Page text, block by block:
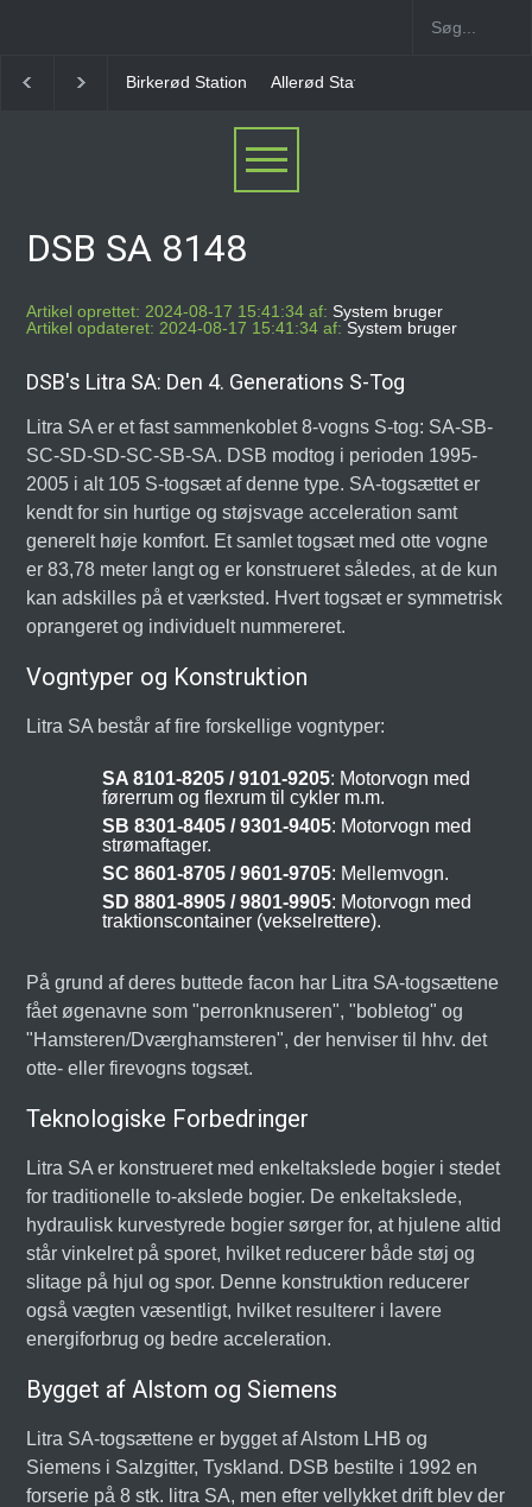
Allerød Station Favrholm Station
DSB SA 8148
Artikel oprettet: 2024-08-17 15:41:34 af: System bruger
Artikel opdateret: 2024-08-17 15:41:34 af: System bruger
DSB's Litra SA: Den 4. Generations S-Tog
Litra SA er et fast sammenkoblet 8-vogns S-tog: SA-SB-
SC-SD-SD-SC-SB-SA. DSB modtog i perioden 1995-
2005 i alt 105 S-togsæt af denne type. SA-togsættet er
kendt for sin hurtige og støjsvage acceleration samt
generelt høje komfort. Et samlet togsæt med otte vogne
er 83,78 meter langt og er konstrueret således, at de kun
kan adskilles på et værksted. Hvert togsæt er symmetrisk
oprangeret og individuelt nummereret.
Vogntyper og Konstruktion
Litra SA består af fire forskellige vogntyper:
SA 8101-8205 / 9101-9205: Motorvogn med
førerrum og flexrum til cykler m.m.
SB 8301-8405 / 9301-9405: Motorvogn med
strømaftager.
SC 8601-8705 / 9601-9705: Mellemvogn.
SD 8801-8905 / 9801-9905: Motorvogn med
traktionscontainer (vekselrettere).
På grund af deres buttede facon har Litra SA-togsættene
fået øgenavne som "perronknuseren", "bobletog" og
"Hamsteren/Dværghamsteren", der henviser til hhv. det
otte- eller firevogns togsæt.
Teknologiske Forbedringer
Litra SA er konstrueret med enkeltakslede bogier i stedet
for traditionelle to-akslede bogier. De enkeltakslede,
hydraulisk kurvestyrede bogier sørger for, at hjulene altid
står vinkelret på sporet, hvilket reducerer både støj og
slitage på hjul og spor. Denne konstruktion reducerer
også vægten væsentligt, hvilket resulterer i lavere
energiforbrug og bedre acceleration.
Bygget af Alstom og Siemens
Litra SA-togsættene er bygget af Alstom LHB og
Siemens i Salzgitter, Tyskland. DSB bestilte i 1992 en
forserie på 8 stk. litra SA, men efter vellykket drift blev der